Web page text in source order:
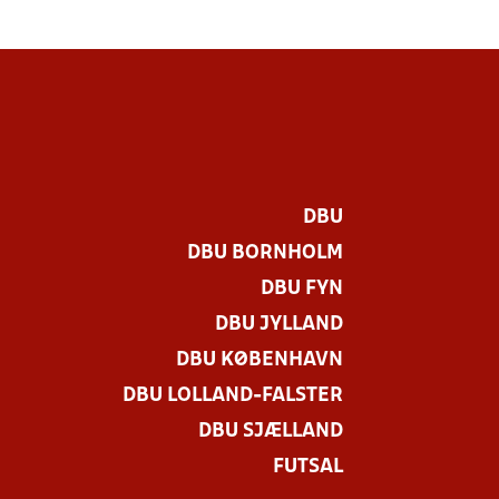
DBU
DBU BORNHOLM
DBU FYN
DBU JYLLAND
DBU KØBENHAVN
DBU LOLLAND-FALSTER
DBU SJÆLLAND
FUTSAL